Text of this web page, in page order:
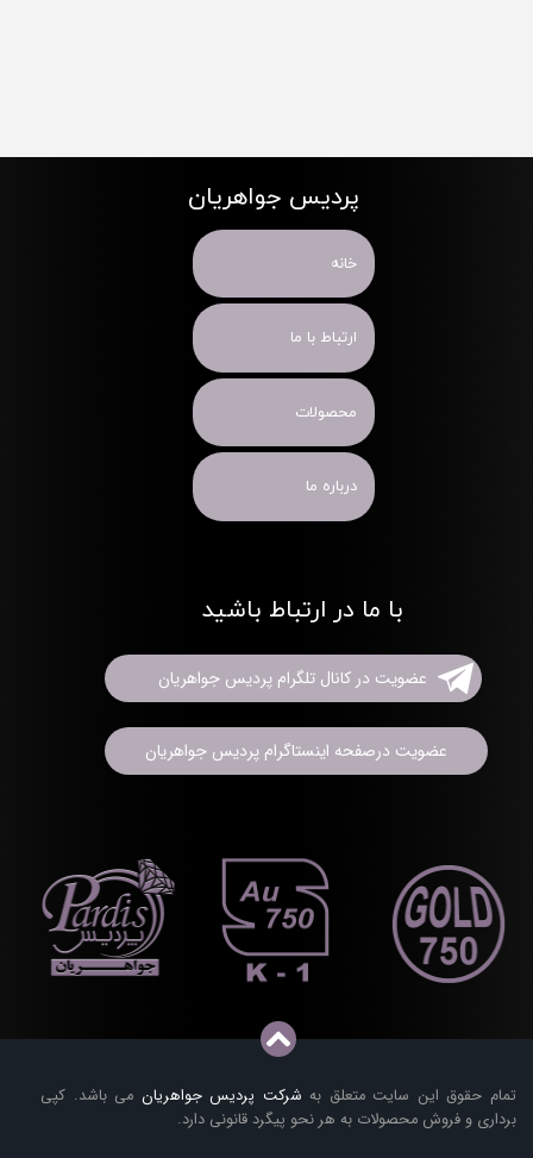
تمام حقوق این سایت متعلق به شرکت پردیس جواهریان می باشد. کپی
برداری و فروش محصولات به هر نحو پیگرد قانونی دارد.
پردیس جواهریان
خانه
ارتباط با ما
محصولات
درباره ما
با ما در ارتباط باشید
عضویت در کانال تلگرام پردیس جواهریان
عضویت درصفحه اینستاگرام پردیس جواهریان